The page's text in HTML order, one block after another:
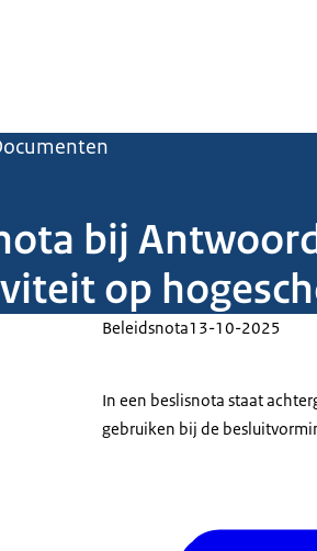
bij
op
Beleidsnota13-10-2025
In een beslisnota staat
gebruiken bij de